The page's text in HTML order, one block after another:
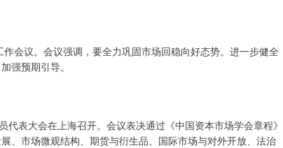
议。会议强调，要全力巩固市场回稳向好态势。进一步健全
强预期引导。
表大会在上海召开。会议表决通过《中国资本市场学会章程》
、市场微观结构、期货与衍生品、国际市场与对外开放、法治